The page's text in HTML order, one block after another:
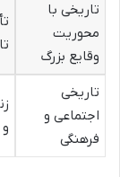
تاریخی با
محوریت
وقایع بزرگ
تاریخی
اجتماعی و
فرهنگی